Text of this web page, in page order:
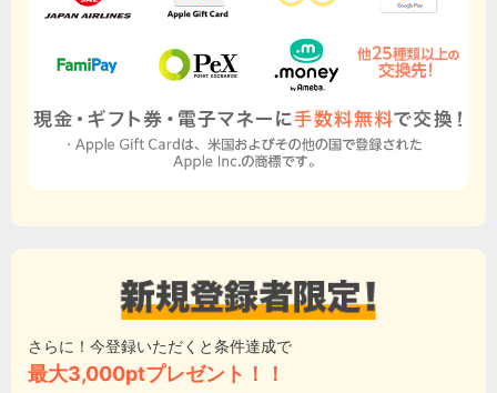
さらに！今登録いただくと条件達成で
最大3,000ptプレゼント！！